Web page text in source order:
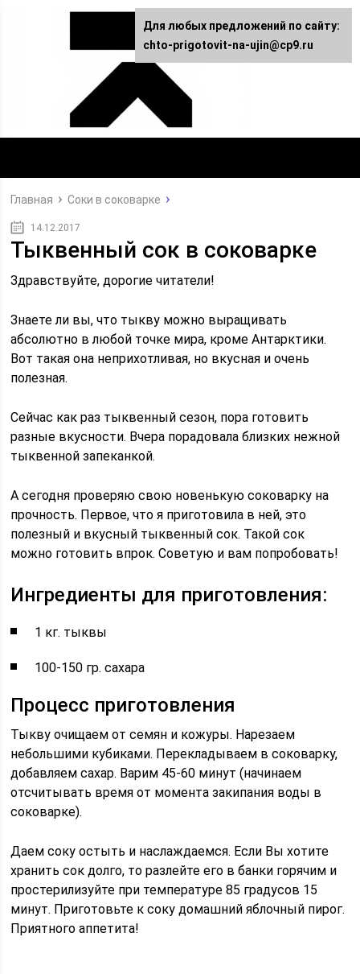
Главная Соки в соковарке
14.12.2017
Тыквенный сок в соковарке
Здравствуйте, дорогие читатели!
Знаете ли вы, что тыкву можно выращивать
абсолютно в любой точке мира, кроме Антарктики.
Вот такая она неприхотливая, но вкусная и очень
полезная.
Сейчас как раз тыквенный сезон, пора готовить
разные вкусности. Вчера порадовала близких нежной
тыквенной запеканкой.
А сегодня проверяю свою новенькую соковарку на
прочность. Первое, что я приготовила в ней, это
полезный и вкусный тыквенный сок. Такой сок
можно готовить впрок. Советую и вам попробовать!
Ингредиенты для приготовления:
1 кг. тыквы
100-150 гр. сахара
Процесс приготовления
Тыкву очищаем от семян и кожуры. Нарезаем
небольшими кубиками. Перекладываем в соковарку,
добавляем сахар. Варим 45-60 минут (начинаем
отсчитывать время от момента закипания воды в
соковарке).
Даем соку остыть и наслаждаемся. Если Вы хотите
хранить сок долго, то разлейте его в банки горячим и
простерилизуйте при температуре 85 градусов 15
минут. Приготовьте к соку домашний яблочный пирог.
Приятного аппетита!
Для любых предложений по сайту:
chto-prigotovit-na-ujin@cp9.ru